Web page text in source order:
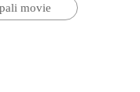
movie